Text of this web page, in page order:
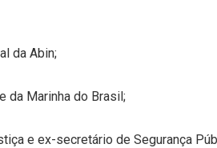
da Abin;
da Marinha do Brasil;
e ex-secretário de Segurança